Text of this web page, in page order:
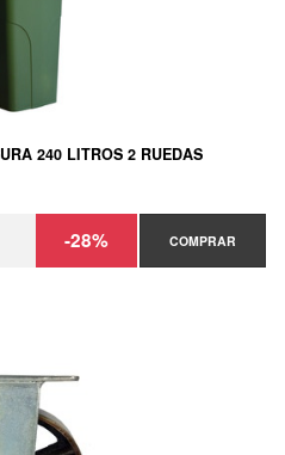
240 LITROS 2 RUEDAS
-28% COMPRAR